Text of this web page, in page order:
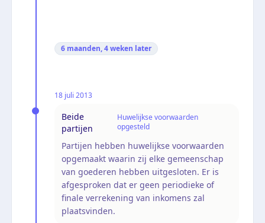
6 maanden, 4 weken later
18 juli 2013
Beide
partijen
Huwelijkse voorwaarden
opgesteld
Partijen hebben huwelijkse voorwaarden
opgemaakt waarin zij elke gemeenschap
van goederen hebben uitgesloten. Er is
afgesproken dat er geen periodieke of
finale verrekening van inkomens zal
plaatsvinden.